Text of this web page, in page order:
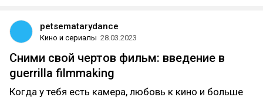
petsematarydance
Кино и сериалы 28.03.2023
Сними свой чертов фильм: введение в
guerrilla filmmaking
Когда у тебя есть камера, любовь к кино и больше